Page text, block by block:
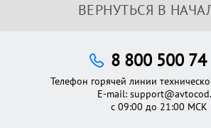
ВЕРНУТЬСЯ В
8 800 500 74
Телефон горячей линии
E-mail:
с 09:00 до 21:00 МСК